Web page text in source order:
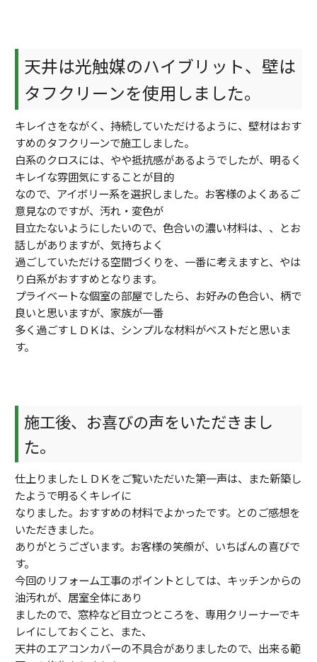
天井は光触媒のハイブリット、壁は
タフクリーンを使用しました。
キレイさをながく、持続していただけるように、壁材はおす
すめのタフクリーンで施工しました。
白系のクロスには、やや抵抗感があるようでしたが、明るく
キレイな雰囲気にすることが目的
なので、アイボリー系を選択しました。お客様のよくあるご
意見なのですが、汚れ・変色が
目立たないようにしたいので、色合いの濃い材料は、、とお
話しがありますが、気持ちよく
過ごしていただける空間づくりを、一番に考えますと、やは
り白系がおすすめとなります。
プライベートな個室の部屋でしたら、お好みの色合い、柄で
良いと思いますが、家族が一番
多く過ごすＬＤＫは、シンプルな材料がベストだと思いま
す。
施工後、お喜びの声をいただきまし
た。
仕上りましたＬＤＫをご覧いただいた第一声は、また新築し
たようで明るくキレイに
なりました。おすすめの材料でよかったです。とのご感想を
いただきました。
ありがとうございます。お客様の笑顔が、いちばんの喜びで
す。
今回のリフォーム工事のポイントとしては、キッチンからの
油汚れが、居室全体にあり
ましたので、窓枠など目立つところを、専用クリーナーでキ
レイにしておくこと、また、
天井のエアコンカバーの不具合がありましたので、出来る範